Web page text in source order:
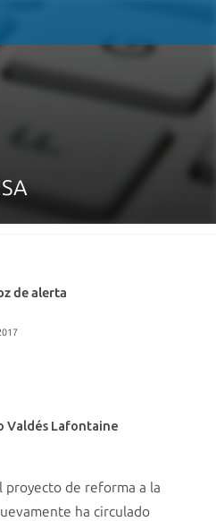
de alerta
Valdés Lafontaine
proyecto de reforma a la
ha circulado